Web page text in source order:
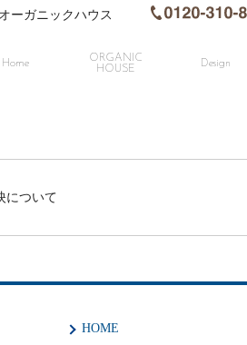
ーガニックハウス
Home
ORGANIC
HOUSE
Design
について
HOME